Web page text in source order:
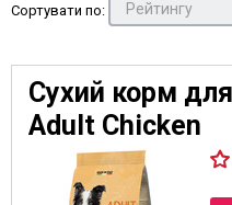
Сортувати по:
Сухий корм
Adult Chicken